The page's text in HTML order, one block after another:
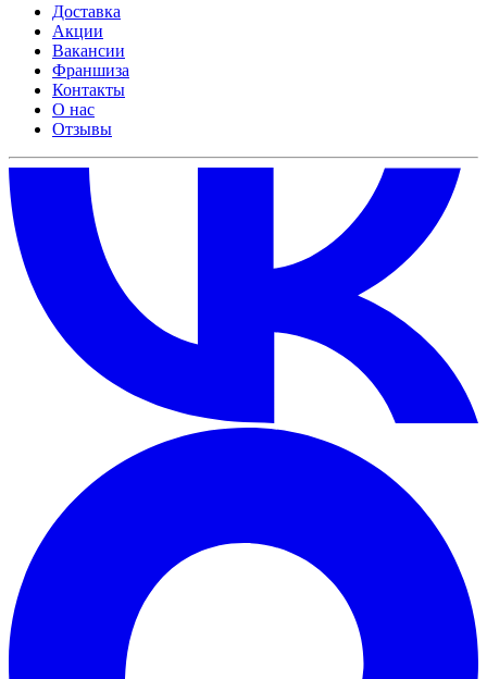
Доставка
Акции
Вакансии
Франшиза
Контакты
О нас
Отзывы